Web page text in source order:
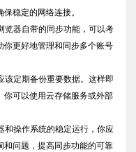
稳定的网络连接。
览器自带的同步功能，可以考
你更好地管理和同步多个账号
该定期备份重要数据。这样即
可以使用云存储服务或外部
和操作系统的稳定运行，你应
问题，提高同步功能的可靠